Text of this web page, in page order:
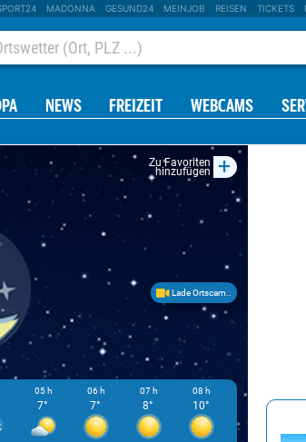
MADONNA GESUND24 MEINJOB REISEN TICKETS
NEWS FREIZEIT WEBCAMS
Zu Favoriten
hinzufügen +
Lade Ortscam..
05 h
7°
06 h
7°
07 h
8°
08 h
10°
09 h